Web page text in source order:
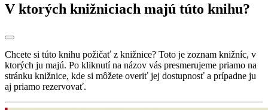
V ktorých knižniciach majú túto knihu?
Chcete si túto knihu požičať z knižnice? Toto je zoznam knižníc, v
ktorých ju majú. Po kliknutí na názov vás presmerujeme priamo na
stránku knižnice, kde si môžete overiť jej dostupnosť a prípadne ju
aj priamo rezervovať.